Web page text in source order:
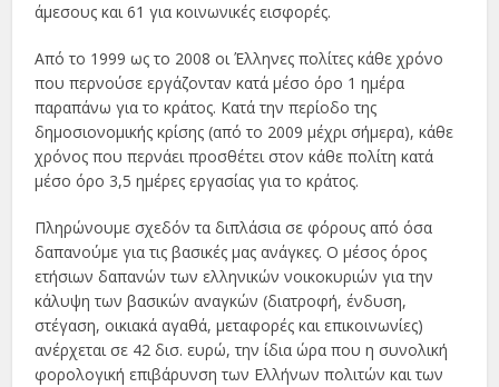
άμεσους και 61 για κοινωνικές εισφορές.
Από το 1999 ως το 2008 οι Έλληνες πολίτες κάθε χρόνο
που περνούσε εργάζονταν κατά μέσο όρο 1 ημέρα
παραπάνω για το κράτος. Κατά την περίοδο της
δημοσιονομικής κρίσης (από το 2009 μέχρι σήμερα), κάθε
χρόνος που περνάει προσθέτει στον κάθε πολίτη κατά
μέσο όρο 3,5 ημέρες εργασίας για το κράτος.
Πληρώνουμε σχεδόν τα διπλάσια σε φόρους από όσα
δαπανούμε για τις βασικές μας ανάγκες. Ο μέσος όρος
ετήσιων δαπανών των ελληνικών νοικοκυριών για την
κάλυψη των βασικών αναγκών (διατροφή, ένδυση,
στέγαση, οικιακά αγαθά, μεταφορές και επικοινωνίες)
ανέρχεται σε 42 δισ. ευρώ, την ίδια ώρα που η συνολική
φορολογική επιβάρυνση των Ελλήνων πολιτών και των